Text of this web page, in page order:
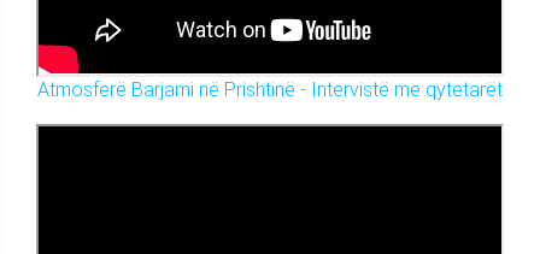
Atmosferë Barjami në Prishtinë - Intervistë me qytetarët